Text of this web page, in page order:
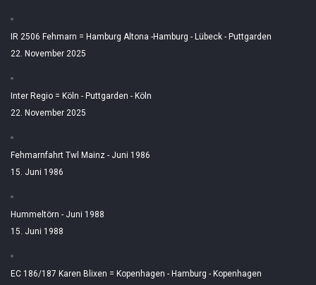
IR 2506 Fehmarn = Hamburg Altona -Hamburg - Lübeck - Puttgarden
22. November 2025
Inter Regio = Köln - Puttgarden - Köln
22. November 2025
Fehmarnfahrt Twl Mainz - Juni 1986
15. Juni 1986
Hummeltörn - Juni 1988
15. Juni 1988
EC 186/187 Karen Blixen = Kopenhagen - Hamburg - Kopenhagen